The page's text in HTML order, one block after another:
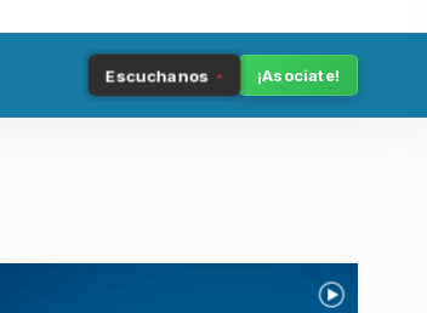
Escuchanos ¡Asociate!